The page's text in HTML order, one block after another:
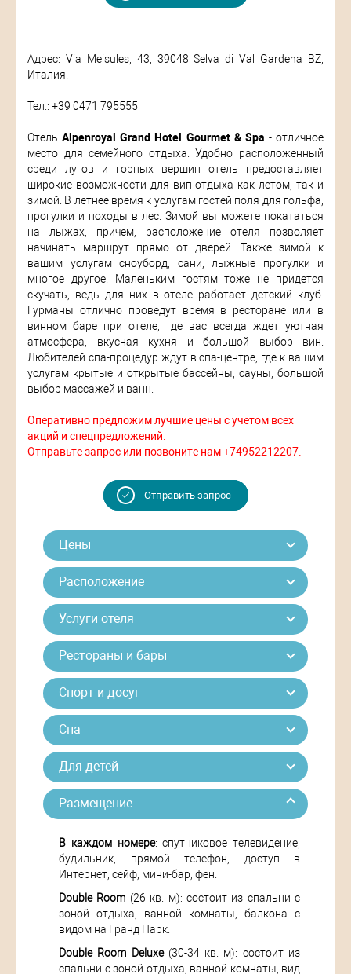
Адрес: Via Meisules, 43, 39048 Selva di Val Gardena BZ,
Италия.
Тел.: +39 0471 795555
ОтельAlpenroyal Grand Hotel Gourmet & Spa - отличное
место для семейного отдыха. Удобно расположенный
среди лугов и горных вершин отель предоставляет
широкие возможности для вип-отдыха как летом, так и
зимой. В летнее время к услугам гостей поля для гольфа,
прогулки и походы в лес. Зимой вы можете покататься
на лыжах, причем, расположение отеля позволяет
начинать маршрут прямо от дверей. Также зимой к
вашим услугам сноуборд, сани, лыжные прогулки и
многое другое. Маленьким гостям тоже не придется
скучать, ведь для них в отеле работает детский клуб.
Гурманы отлично проведут время в ресторане или в
винном баре при отеле, где вас всегда ждет уютная
атмосфера, вкусная кухня и большой выбор вин.
Любителей спа-процедур ждут в спа-центре, где к вашим
услугам крытые и открытые бассейны, сауны, большой
выбор массажей и ванн.
Оперативно предложим лучшие цены с учетом всех
акций и спецпредложений.
Отправьте запрос или позвоните нам +74952212207.
Отправить запрос
Цены
Расположение
Услуги отеля
Рестораны и бары
Спорт и досуг
Спа
Для детей
Размещение
В каждом номере: спутниковое телевидение,
будильник, прямой телефон, доступ в
Интернет, сейф, мини-бар, фен.
Double Room (26 кв. м): состоит из спальни с
зоной отдыха, ванной комнаты, балкона с
видом на Гранд Парк.
Double Room Deluxe(30-34 кв. м): состоит из
спальни с зоной отдыха, ванной комнаты, вид